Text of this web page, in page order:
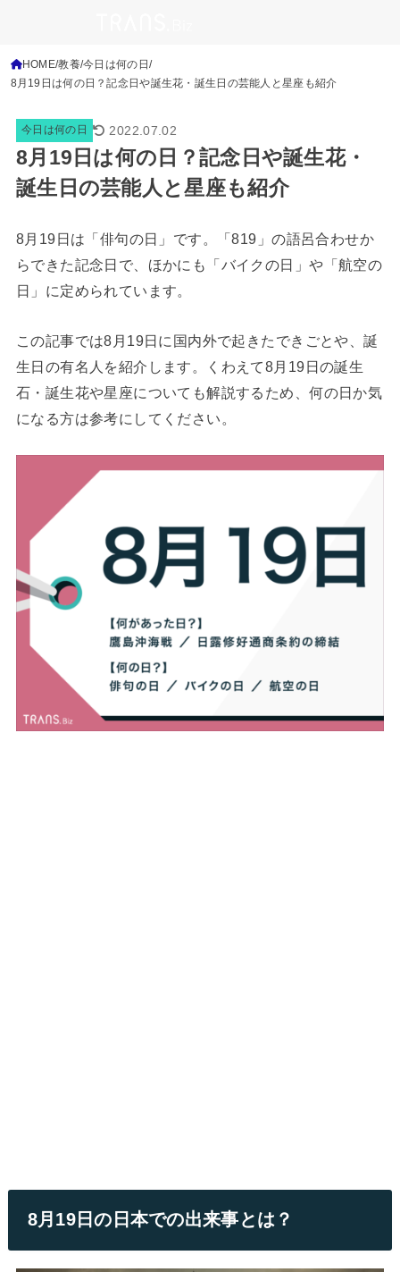
HOME 教養 今日は何の日
8月19日は何の日？記念日や誕生花・誕生日の芸能人と星座も紹介
今日は何の日 2022.07.02
8月19日は何の日？記念日や誕生花・
誕生日の芸能人と星座も紹介
8月19日は「俳句の日」です。「819」の語呂合わせか
らできた記念日で、ほかにも「バイクの日」や「航空の
日」に定められています。
この記事では8月19日に国内外で起きたできごとや、誕
生日の有名人を紹介します。くわえて8月19日の誕生
石・誕生花や星座についても解説するため、何の日か気
になる方は参考にしてください。
8月19日の日本での出来事とは？